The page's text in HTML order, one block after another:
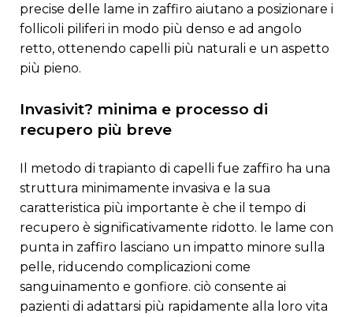
precise delle lame in zaffiro aiutano a posizionare i
follicoli piliferi in modo più denso e ad angolo
retto, ottenendo capelli più naturali e un aspetto
più pieno.
invasivit? minima e processo di
recupero più breve
il metodo di trapianto di capelli fue zaffiro ha una
struttura minimamente invasiva e la sua
caratteristica più importante è che il tempo di
recupero è significativamente ridotto. le lame con
punta in zaffiro lasciano un impatto minore sulla
pelle, riducendo complicazioni come
sanguinamento e gonfiore. ciò consente ai
pazienti di adattarsi più rapidamente alla loro vita